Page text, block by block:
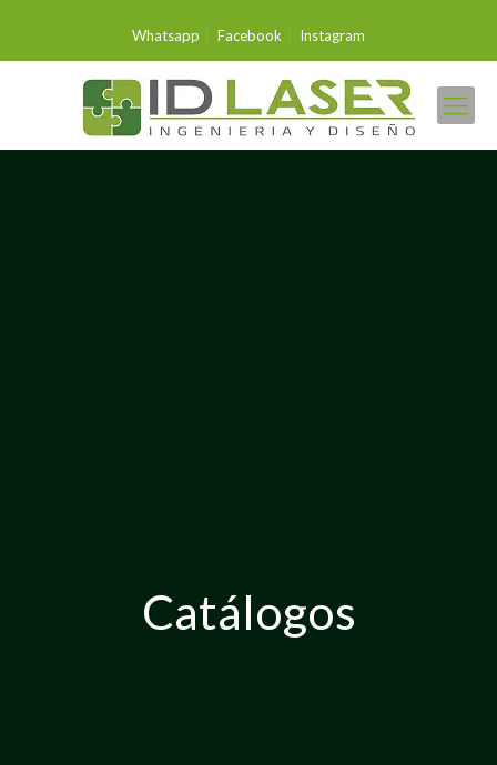
Whatsapp Facebook Instagram
Catálogos